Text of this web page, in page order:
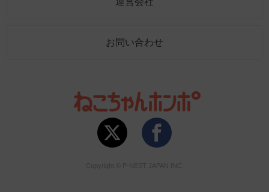
お問い合わせ
Copyright © P-NEST JAPAN INC.